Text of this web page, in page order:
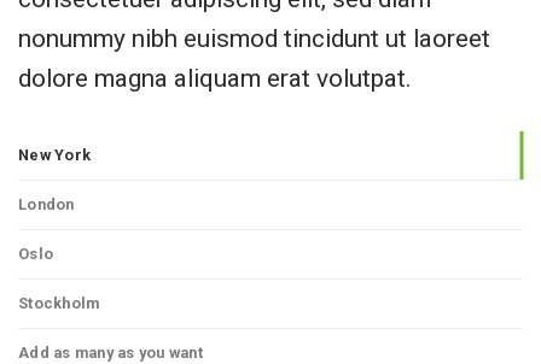
nonummy nibh euismod tincidunt ut laoreet
dolore magna aliquam erat volutpat.
New York
London
Oslo
Stockholm
Add as many as you want